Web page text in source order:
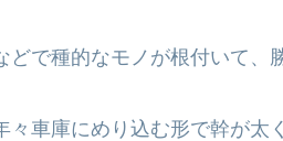
どで種的なモノが根付いて、
々車庫にめり込む形で幹が太